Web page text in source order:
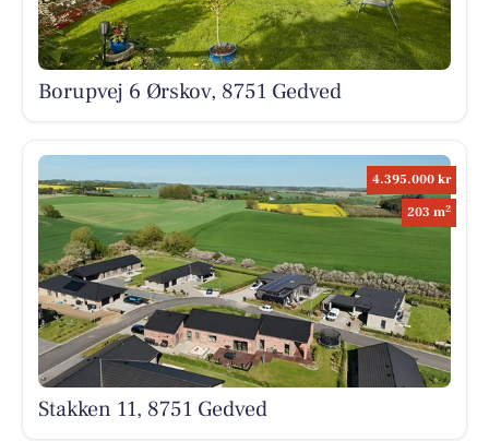
Borupvej 6 Ørskov, 8751 Gedved
4.395.000 kr
203 m2
Stakken 11, 8751 Gedved